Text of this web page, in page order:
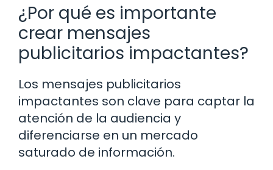
¿Por qué es importante
crear mensajes
publicitarios impactantes?
Los mensajes publicitarios
impactantes son clave para captar la
atención de la audiencia y
diferenciarse en un mercado
saturado de información.